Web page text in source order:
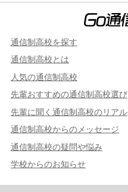
通信制高校を探す
通信制高校とは
人気の通信制高校
先輩おすすめの通信制高校選び
先輩に聞く通信制高校のリアル
通信制高校からのメッセージ
通信制高校の疑問や悩み
学校からのお知らせ